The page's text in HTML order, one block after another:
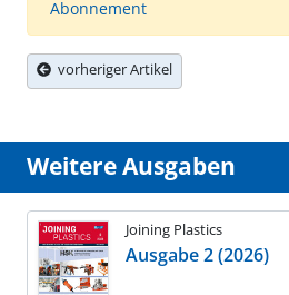
Abonnement
vorheriger Artikel
Weitere Ausgaben
Joining Plastics
Ausgabe 2 (2026)